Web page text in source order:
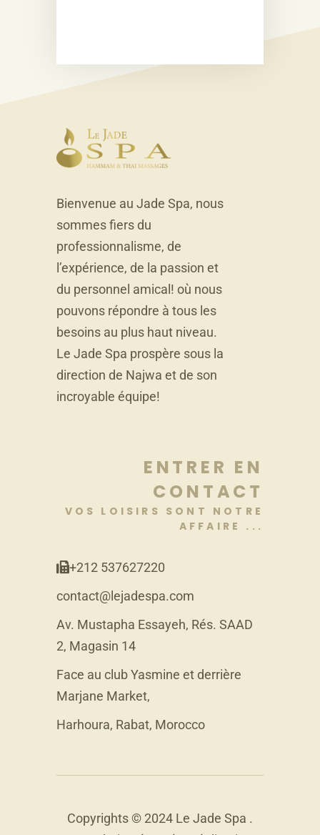
Bienvenue au Jade Spa, nous
sommes fiers du
professionnalisme, de
l’expérience, de la passion et
du personnel amical! où nous
pouvons répondre à tous les
besoins au plus haut niveau.
Le Jade Spa prospère sous la
direction de Najwa et de son
incroyable équipe!
ENTRER EN
CONTACT
VOS LOISIRS SONT NOTRE
AFFAIRE ...
+212 537627220
contact@lejadespa.com
Av. Mustapha Essayeh, Rés. SAAD
2, Magasin 14
Face au club Yasmine et derrière
Marjane Market,
Harhoura, Rabat, Morocco
Copyrights © 2024 Le Jade Spa .